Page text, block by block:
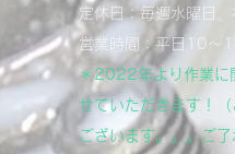
定休日：毎週水曜日、
営業時間：平日10～
＊2022年より作業に
せていただきます！
ございます。。。ご了